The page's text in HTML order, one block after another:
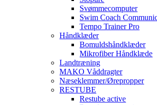
Svømmecomputer
Swim Coach
Tempo Trainer Pro
Håndklæder
Bomuldshåndklæder
Mikrofiber Håndklæde
Landtræning
MAKO Våddragter
Næseklemmer/Ørepropper
RESTUBE
Restube active